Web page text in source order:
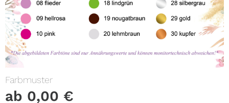
Farbmuster
ab 0,00 €